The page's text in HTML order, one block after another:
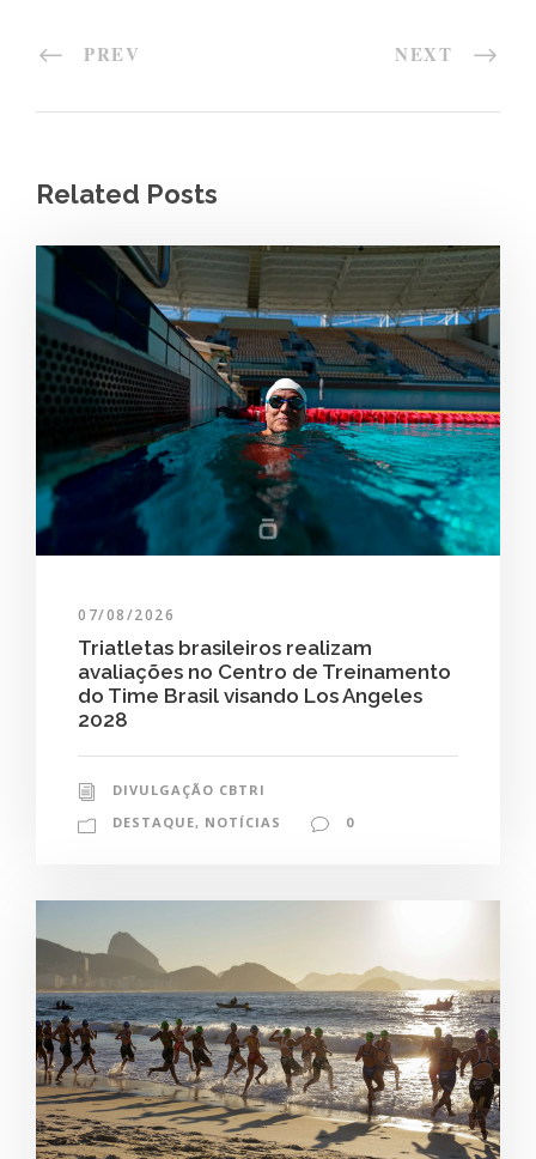
PREV NEXT
Related Posts
07/08/2026
Triatletas brasileiros realizam
avaliações no Centro de Treinamento
do Time Brasil visando Los Angeles
2028
DIVULGAÇÃO CBTRI
DESTAQUE, NOTÍCIAS 0